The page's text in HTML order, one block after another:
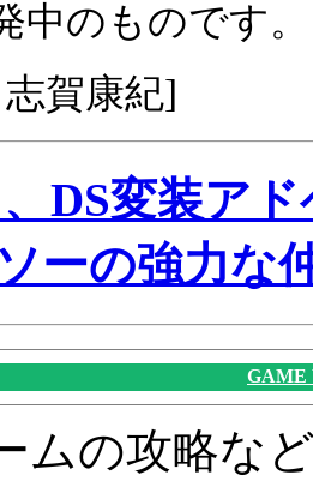
中のものです。
志賀康紀]
DS変装ア
ーの強力な
GAME
ムの攻略な